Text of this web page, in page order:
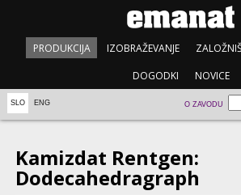
PRODUKCIJA IZOBRAŽEVANJE
DOGODKI NOVICE
SLO ENG O ZAVODU
Kamizdat Rentgen:
Dodecahedragraph